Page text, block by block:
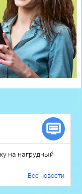
на нагрудный
Все новости